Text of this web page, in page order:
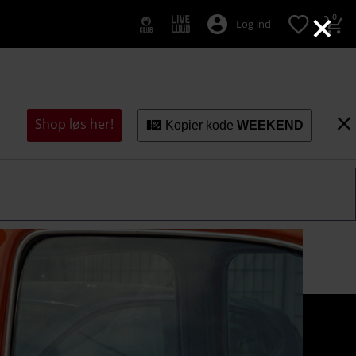
×
Log ind 0
Shop løs her! Kopier kode WEEKEND